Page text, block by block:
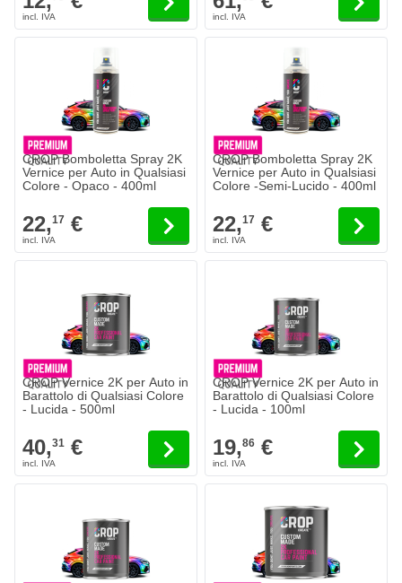
CROP Bomboletta Spray 2K
Vernice per Auto in Qualsiasi
Colore - Opaco - 400ml
22,17 €
CROP Bomboletta Spray 2K
Vernice per Auto in Qualsiasi
Colore -Semi-Lucido - 400ml
22,17 €
CROP Vernice 2K per Auto in
Barattolo di Qualsiasi Colore
- Lucida - 500ml
40,31 €
CROP Vernice 2K per Auto in
Barattolo di Qualsiasi Colore
- Lucida - 100ml
19,86 €